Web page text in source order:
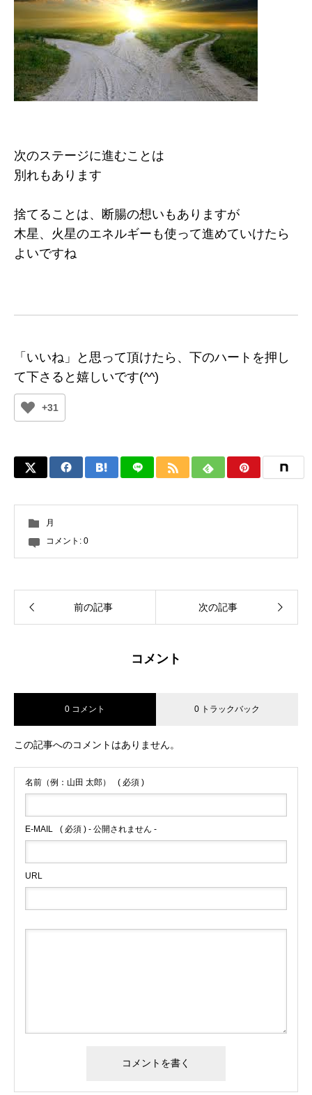
次のステージに進むことは
別れもあります
捨てることは、断腸の想いもありますが
木星、火星のエネルギーも使って進めていけたら
よいですね
「いいね」と思って頂けたら、下のハートを押し
て下さると嬉しいです(^^)
+31
月
コメント: 0
前の記事 次の記事
コメント
0 コメント 0 トラックバック
この記事へのコメントはありません。
名前（例：山田 太郎） ( 必須 )
E-MAIL ( 必須 ) - 公開されません -
URL